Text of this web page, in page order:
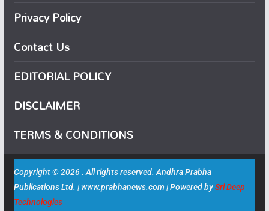
Privacy Policy
Contact Us
EDITORIAL POLICY
DISCLAIMER
TERMS & CONDITIONS
Copyright © 2026 . All rights reserved. Andhra Prabha
Publications Ltd. | www.prabhanews.com | Powered bySri Deep
Technologies